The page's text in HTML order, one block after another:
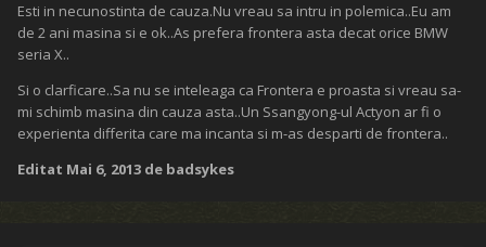
Esti in necunostinta de cauza.Nu vreau sa intru in polemica..Eu am
de 2 ani masina si e ok..As prefera frontera asta decat orice BMW
seria X..
Si o clarficare..Sa nu se inteleaga ca Frontera e proasta si vreau sa-
mi schimb masina din cauza asta..Un Ssangyong-ul Actyon ar fi o
experienta differita care ma incanta si m-as desparti de frontera..
Editat Mai 6, 2013 de badsykes